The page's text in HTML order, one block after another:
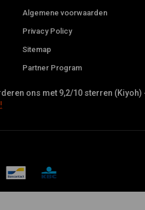
Algemene voorwaarden
Privacy Policy
Sitemap
Partner Program
ons met 9,2/10 sterren (Kiyoh)